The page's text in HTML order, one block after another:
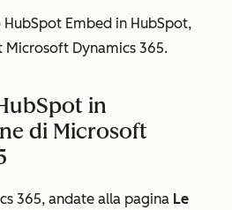
Embed in HubSpot,
Microsoft Dynamics 365.
in
di Microsoft
365, andate alla pagina Le